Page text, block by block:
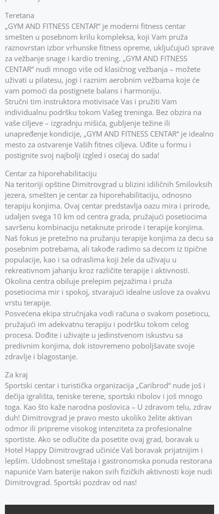
Teretana
„GYM AND FITNESS CENTAR“ je moderni fitness centar
smešten u posebnom krilu kompleksa, koji Vam pruža
raznovrstan izbor vrhunske fitness opreme, uključujući sprave
za vežbanje snage i kardio trening. „GYM AND FITNESS
CENTAR“ nudi mnogo više od klasičnog vežbanja – možete
uživati u pilatesu, jogi i raznim aerobnim vežbama koje će
vam pomoći da postignete balans i harmoniju.
Stručni tim instruktora motivisaće Vas i pružiti Vam
individualnu podršku tokom Vašeg treninga. Bez obzira na
vaše ciljeve – izgradnju mišića, gubljenje težine ili
unapređenje kondicije, „GYM AND FITNESS CENTAR“ je idealno
mesto za ostvarenje Vaših fitnes ciljeva. Uđite u formu i
postignite svoj najbolji izgled i osećaj do sada!
Centar za hiporehabilitaciju
Na teritoriji opštine Dimitrovgrad u blizini idiličnih Smilovksih
jezera, smešten je centar za hiporehabilitaciju, odnosno
terapiju konjima. Ovaj centar predstavlja oazu mira i prirode,
udaljen svega 10 km od centra grada, pružajući posetiocima
savršenu kombinaciju netaknute prirode i terapije konjima.
Naš fokus je pretežno na pružanju terapije konjima za decu sa
posebnim potrebama, ali takođe radimo sa decom iz tipične
populacije, kao i sa odraslima koji žele da uživaju u
rekreativnom jahanju kroz različite terapije i aktivnosti.
Okolina centra obiluje prelepim pejzažima i pruža
posetiocima mir i spokoj, stvarajući idealne uslove za ovakvu
vrstu terapije.
Posvećena ekipa stručnjaka vodi računa o svakom posetiocu,
pružajući im adekvatnu terapiju i podršku tokom celog
procesa. Dođite i uživajte u jedinstvenom iskustvu sa
predivnim konjima, dok istovremeno poboljšavate svoje
zdravlje i blagostanje.
Za kraj
Sportski centar i turistička organizacija „Caribrod“ nude još i
dečija igrališta, teniske terene, sportski ribolov i još mnogo
toga. Kao što kaže narodna poslovica – U zdravom telu, zdrav
duh! Dimitrovgrad je pravo mesto ukoliko želite aktivan
odmor ili pripreme visokog intenziteta za profesionalne
sportiste. Ako se odlučite da posetite ovaj grad, boravak u
Hotel Happy Dimitrovgrad učiniće Vaš boravak prijatnijim i
lepšim. Udobnost smeštaja i gastronomska ponuda restorana
napuniće Vam baterije nakon svih fizičkih aktivnosti koje nudi
Dimitrovgrad. Sportski pozdrav od nas!